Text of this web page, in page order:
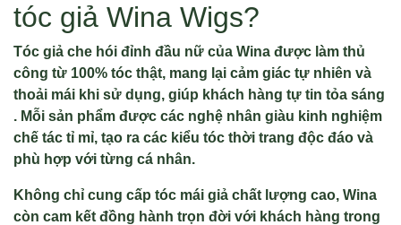
tóc giả Wina Wigs?
Tóc giả che hói đỉnh đầu nữ của Wina được làm thủ
công từ 100% tóc thật, mang lại cảm giác tự nhiên và
thoải mái khi sử dụng, giúp khách hàng tự tin tỏa sáng​​
. Mỗi sản phẩm được các nghệ nhân giàu kinh nghiệm
chế tác tỉ mỉ, tạo ra các kiểu tóc thời trang độc đáo và
phù hợp với từng cá nhân​.
Không chỉ cung cấp tóc mái giả chất lượng cao, Wina
còn cam kết đồng hành trọn đời với khách hàng trong